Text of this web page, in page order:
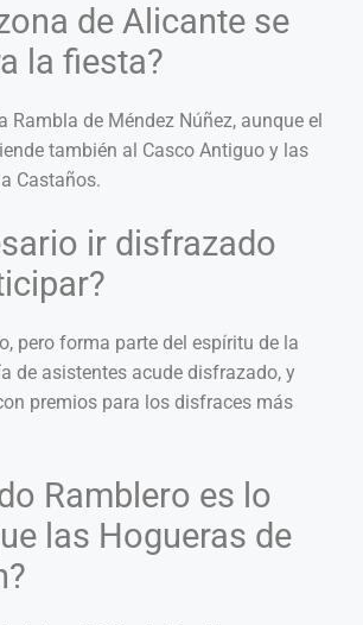
de Alicante se
la fiesta?
Rambla de Méndez Núñez, aunque el
también al Casco Antiguo y las
Castaños.
ir disfrazado
pero forma parte del espíritu de la
de asistentes acude disfrazado, y
premios para los disfraces más
Ramblero es lo
las Hogueras de